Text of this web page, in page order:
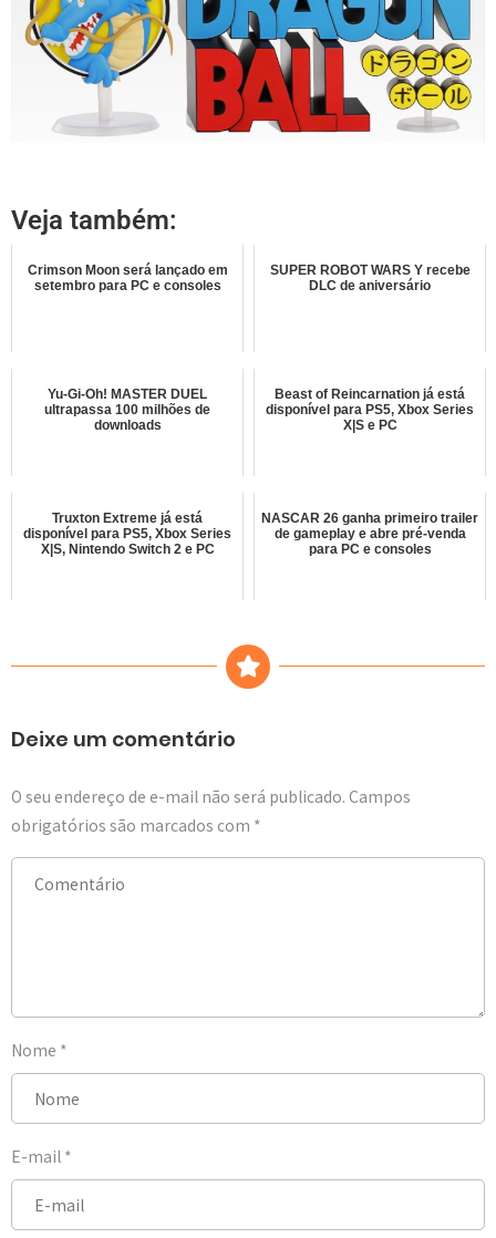
Veja também:
Crimson Moon será lançado em
setembro para PC e consoles
SUPER ROBOT WARS Y recebe
DLC de aniversário
Yu-Gi-Oh! MASTER DUEL
ultrapassa 100 milhões de
downloads
Beast of Reincarnation já está
disponível para PS5, Xbox Series
X|S e PC
Truxton Extreme já está
disponível para PS5, Xbox Series
X|S, Nintendo Switch 2 e PC
NASCAR 26 ganha primeiro trailer
de gameplay e abre pré-venda
para PC e consoles
Deixe um comentário
O seu endereço de e-mail não será publicado. Campos
obrigatórios são marcados com *
Nome *
E-mail *